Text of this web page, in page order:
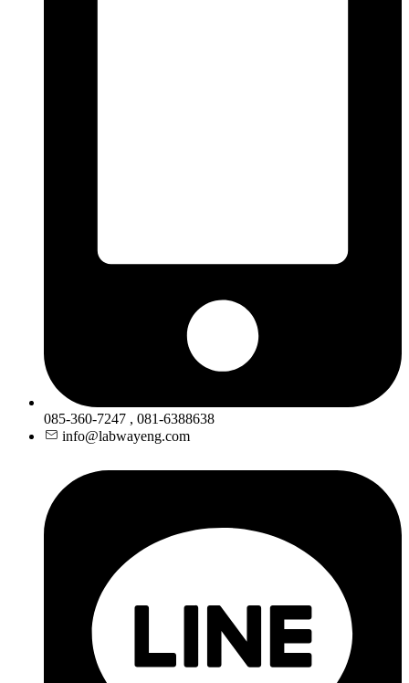
085-360-7247 , 081-6388638
info@labwayeng.com